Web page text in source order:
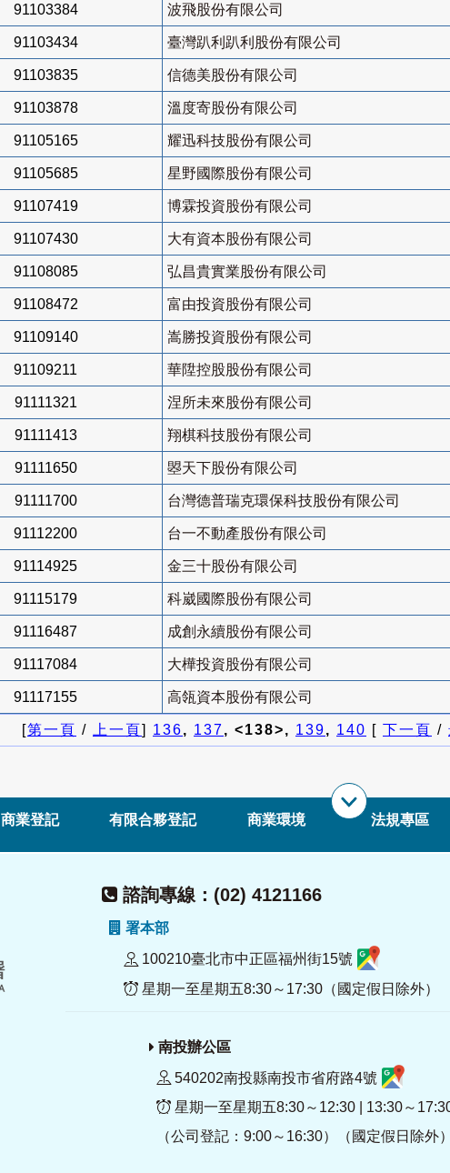
91103384 波飛股份有限公司
91103434 臺灣趴利趴利股份有限公司
91103835 信德美股份有限公司
91103878 溫度寄股份有限公司
91105165 耀迅科技股份有限公司
91105685 星野國際股份有限公司
91107419 博霖投資股份有限公司
91107430 大有資本股份有限公司
91108085 弘昌貴實業股份有限公司
91108472 富由投資股份有限公司
91109140 嵩勝投資股份有限公司
91109211 華陞控股股份有限公司
91111321 涅所未來股份有限公司
91111413 翔棋科技股份有限公司
91111650 曌天下股份有限公司
91111700 台灣德普瑞克環保科技股份有限公司
91112200 台一不動產股份有限公司
91114925 金三十股份有限公司
91115179 科崴國際股份有限公司
91116487 成創永續股份有限公司
91117084 大樺投資股份有限公司
91117155 高瓴資本股份有限公司
[第一頁 / 上一頁] 136, 137, <138>, 139, 140 [ 下一頁 /
商業登記 有限合夥登記 商業環境 法規專區
諮詢專線：(02) 4121166
署本部
100210臺北市中正區福州街15號
星期一至星期五8:30～17:30（國定假日除外）
南投辦公區
540202南投縣南投市省府路4號
星期一至星期五8:30～12:30 | 13:30～
（公司登記：9:00～16:30）（國定假日除外）